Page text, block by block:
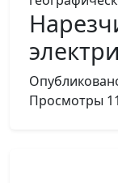
Просмотры